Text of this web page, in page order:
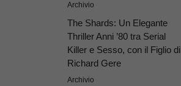
Archivio
The Shards: Un Elegante
Thriller Anni ’80 tra Serial
Killer e Sesso, con il Figlio di
Richard Gere
Archivio